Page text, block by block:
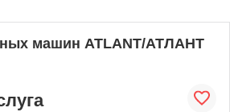
машин ATLANT/АТЛАНТ